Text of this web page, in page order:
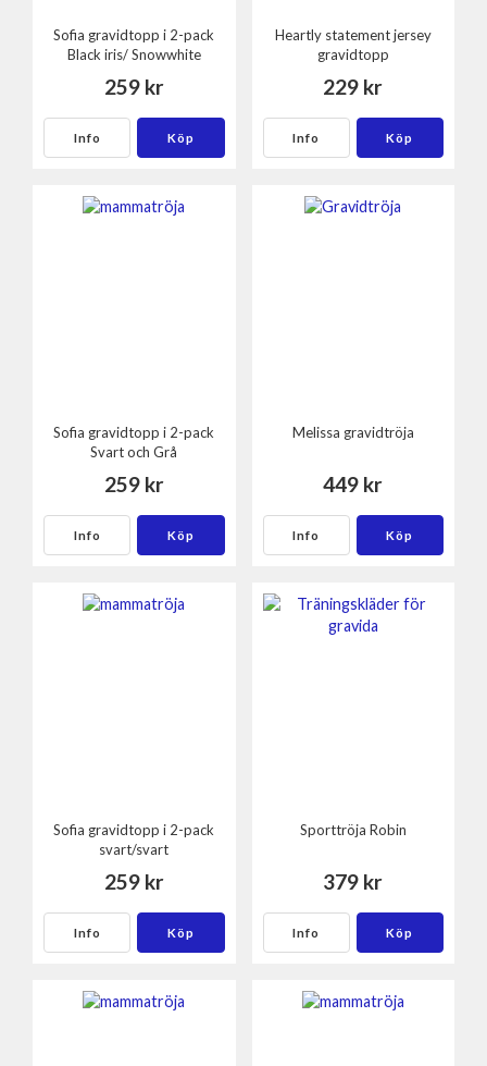
Sofia gravidtopp i 2-pack
Black iris/ Snowwhite
259 kr
Info Köp
Heartly statement jersey
gravidtopp
229 kr
Info Köp
Sofia gravidtopp i 2-pack
Svart och Grå
259 kr
Info Köp
Melissa gravidtröja
449 kr
Info Köp
Sofia gravidtopp i 2-pack
svart/svart
259 kr
Info Köp
Sporttröja Robin
379 kr
Info Köp